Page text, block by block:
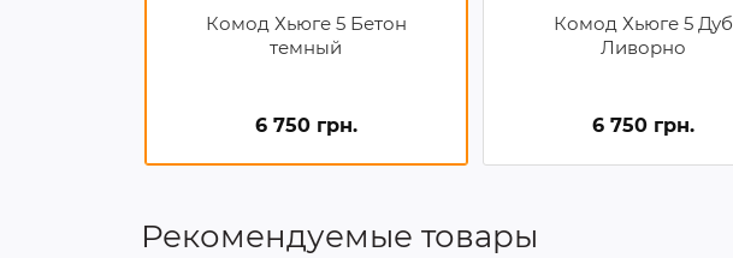
Комод Хьюге 5 Бетон
темный
6 750 грн.
Комод Хьюге 5 Дуб
Ливорно
6 750 грн.
Рекомендуемые товары